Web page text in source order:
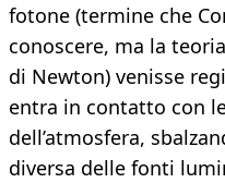
fotone (termine che
conoscere, ma la
di Newton) venisse
entra in contatto con
dell’atmosfera,
diversa delle fonti